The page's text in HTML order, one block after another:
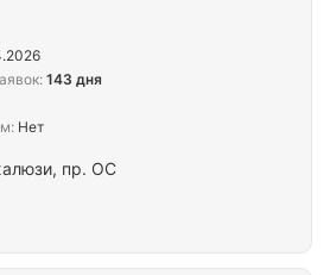
пр. ОС
143 дня
Нет